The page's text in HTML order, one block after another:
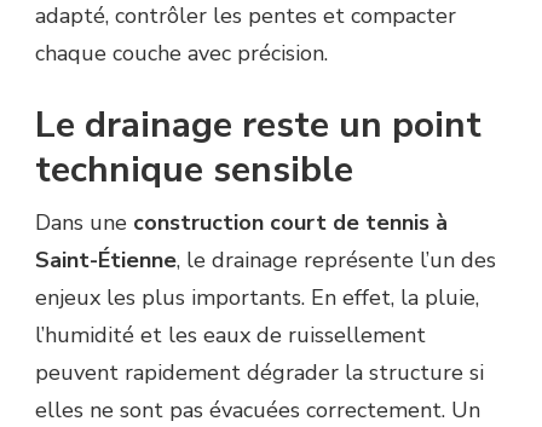
adapté, contrôler les pentes et compacter
chaque couche avec précision.
Le drainage reste un point
technique sensible
Dans une construction court de tennis à
Saint-Étienne, le drainage représente l’un des
enjeux les plus importants. En effet, la pluie,
l’humidité et les eaux de ruissellement
peuvent rapidement dégrader la structure si
elles ne sont pas évacuées correctement. Un